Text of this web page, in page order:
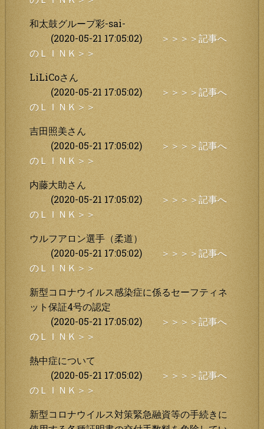
和太鼓グループ彩-sai-
(2020-05-21 17:05:02)
＞＞＞＞記事へ
のＬＩＮＫ＞＞
LiLiCoさん
(2020-05-21 17:05:02)
＞＞＞＞記事へ
のＬＩＮＫ＞＞
吉田照美さん
(2020-05-21 17:05:02)
＞＞＞＞記事へ
のＬＩＮＫ＞＞
内藤大助さん
(2020-05-21 17:05:02)
＞＞＞＞記事へ
のＬＩＮＫ＞＞
ウルフアロン選手（柔道）
(2020-05-21 17:05:02)
＞＞＞＞記事へ
のＬＩＮＫ＞＞
新型コロナウイルス感染症に係るセーフティネ
ット保証4号の認定
(2020-05-21 17:05:02)
＞＞＞＞記事へ
のＬＩＮＫ＞＞
熱中症について
(2020-05-21 17:05:02)
＞＞＞＞記事へ
のＬＩＮＫ＞＞
新型コロナウイルス対策緊急融資等の手続きに